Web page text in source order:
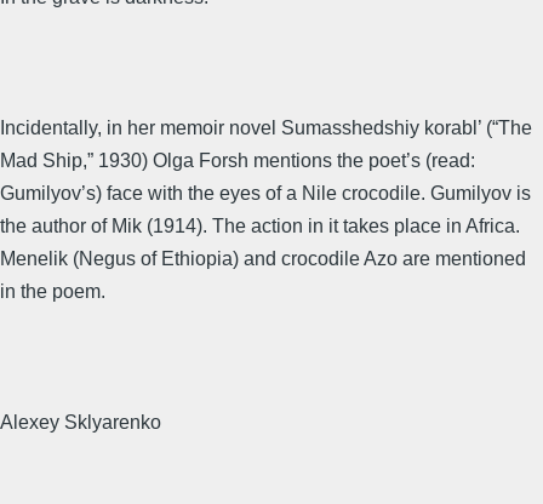
Incidentally, in her memoir novel Sumasshedshiy korabl’ (“The
Mad Ship,” 1930) Olga Forsh mentions the poet’s (read:
Gumilyov’s) face with the eyes of a Nile crocodile. Gumilyov is
the author of Mik (1914). The action in it takes place in Africa.
Menelik (Negus of Ethiopia) and crocodile Azo are mentioned
in the poem.
Alexey Sklyarenko